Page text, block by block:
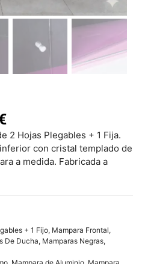
2 Hojas Plegables + 1 Fija.
con cristal templado de
a medida. Fabricada a
+ 1 Fijo, Mampara Frontal,
De Ducha, Mamparas Negras,